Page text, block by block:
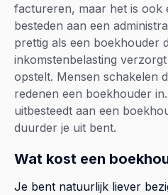
factureren, maar het is ook
besteden aan een
prettig als een boekhouder
inkomstenbelasting
opstelt. Mensen schakelen
redenen een boekhouder
uitbesteedt aan een
duurder je uit bent.
Wat kost een
Je bent natuurlijk liever